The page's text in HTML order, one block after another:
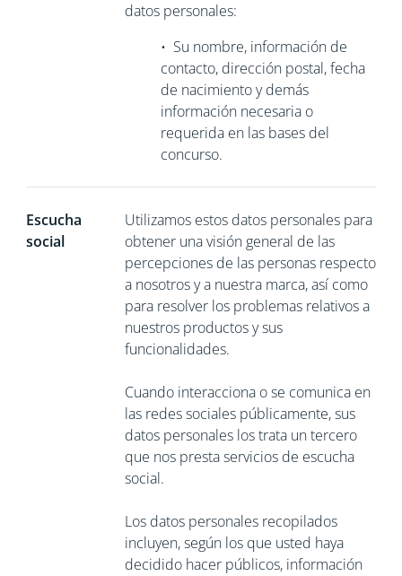
datos personales:
• Su nombre, información de
contacto, dirección postal, fecha
de nacimiento y demás
información necesaria o
requerida en las bases del
concurso.
Escucha
social
Utilizamos estos datos personales para
obtener una visión general de las
percepciones de las personas respecto
a nosotros y a nuestra marca, así como
para resolver los problemas relativos a
nuestros productos y sus
funcionalidades.
Cuando interacciona o se comunica en
las redes sociales públicamente, sus
datos personales los trata un tercero
que nos presta servicios de escucha
social.
Los datos personales recopilados
incluyen, según los que usted haya
decidido hacer públicos, información